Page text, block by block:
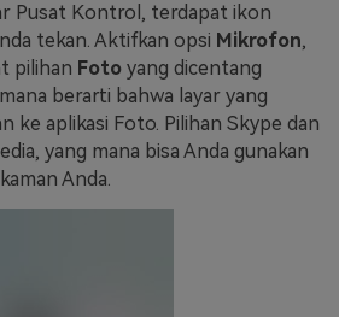
Pusat Kontrol, terdapat ikon
tekan. Aktifkan opsi Mikrofon,
pilihan Foto yang dicentang
berarti bahwa layar yang
ke aplikasi Foto. Pilihan Skype dan
yang mana bisa Anda gunakan
Anda.